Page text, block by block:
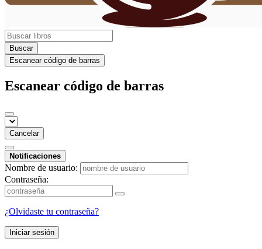
Buscar
Escanear código de barras
Escanear código de barras
Cancelar
Notificaciones
Nombre de usuario:
Contraseña:
¿Olvidaste tu contraseña?
Iniciar sesión